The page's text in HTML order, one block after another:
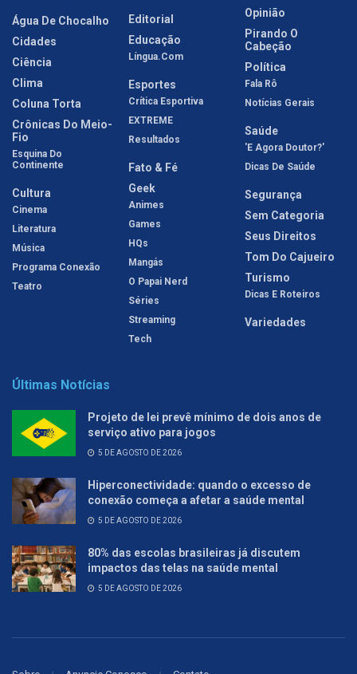
Água De Chocalho
Cidades
Ciência
Clima
Coluna Torta
Crônicas Do Meio-
Fio
Esquina Do
Continente
Cultura
Cinema
Literatura
Música
Programa Conexão
Teatro
Editorial
Educação
Língua.com
Esportes
Crítica Esportiva
EXTREME
Resultados
Fato & Fé
Geek
Animes
Games
HQs
Mangás
O Papai Nerd
Séries
Streaming
Tech
Opinião
Pirando O
Cabeção
Política
Fala Rô
Notícias Gerais
Saúde
'E Agora Doutor?'
Dicas De Saúde
Segurança
Sem Categoria
Seus Direitos
Tom Do Cajueiro
Turismo
Dicas E Roteiros
Variedades
Últimas Notícias
Projeto de lei prevê mínimo de dois anos de
serviço ativo para jogos
5 DE AGOSTO DE 2026
Hiperconectividade: quando o excesso de
conexão começa a afetar a saúde mental
5 DE AGOSTO DE 2026
80% das escolas brasileiras já discutem
impactos das telas na saúde mental
5 DE AGOSTO DE 2026